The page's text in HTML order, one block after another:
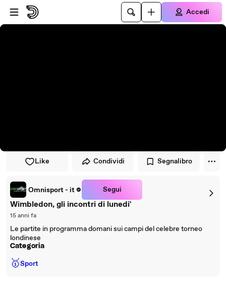
Vai al lettore
Passa al contenuto principale
Accedi
Like Condividi Segnalibro
Omnisport - it Segui
Wimbledon, gli incontri di lunedi'
15 anni fa
Le partite in programma domani sui campi del celebre torneo
londinese
Categoria
🥇Sport